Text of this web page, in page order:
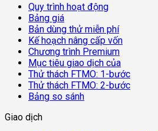
Quy trình hoạt động
Bảng giá
Bản dùng thử miễn phí
Kế hoạch nâng cấp vốn
Chương trình Premium
Mục tiêu giao dịch của
Thử thách FTMO: 1-bước
Thử thách FTMO: 2-bước
Bảng so sánh
Giao dịch